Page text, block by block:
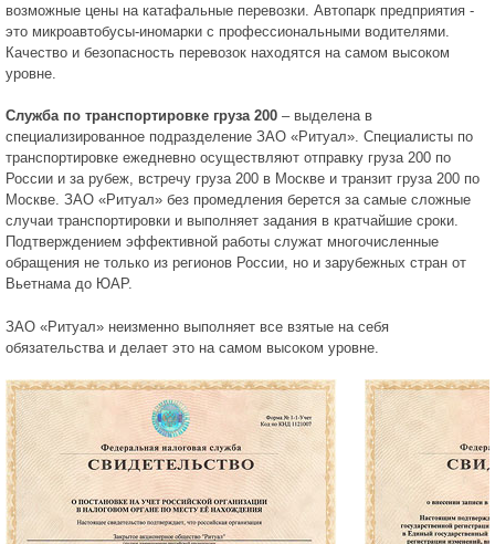
возможные цены на катафальные перевозки. Автопарк предприятия -
это микроавтобусы-иномарки с профессиональными водителями.
Качество и безопасность перевозок находятся на самом высоком
уровне.
Служба по транспортировке груза 200 – выделена в
специализированное подразделение ЗАО «Ритуал». Специалисты по
транспортировке ежедневно осуществляют отправку груза 200 по
России и за рубеж, встречу груза 200 в Москве и транзит груза 200 по
Москве. ЗАО «Ритуал» без промедления берется за самые сложные
случаи транспортировки и выполняет задания в кратчайшие сроки.
Подтверждением эффективной работы служат многочисленные
обращения не только из регионов России, но и зарубежных стран от
Вьетнама до ЮАР.
ЗАО «Ритуал» неизменно выполняет все взятые на себя
обязательства и делает это на самом высоком уровне.